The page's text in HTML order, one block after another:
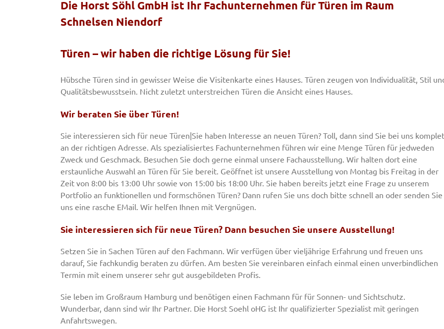
Die Horst Söhl GmbH ist Ihr Fachunternehmen für Türen im Raum
Schnelsen Niendorf
Türen – wir haben die richtige Lösung für Sie!
Hübsche Türen sind in gewisser Weise die Visitenkarte eines Hauses. Türen zeugen von Individualität, Stil
Qualitätsbewusstsein. Nicht zuletzt unterstreichen Türen die Ansicht eines Hauses.
Wir beraten Sie über Türen!
Sie interessieren sich für neue Türen|Sie haben Interesse an neuen Türen? Toll, dann sind Sie bei uns
an der richtigen Adresse. Als spezialisiertes Fachunternehmen führen wir eine Menge Türen für jedweden
Zweck und Geschmack. Besuchen Sie doch gerne einmal unsere Fachausstellung. Wir halten dort eine
erstaunliche Auswahl an Türen für Sie bereit. Geöffnet ist unsere Ausstellung von Montag bis Freitag in der
Zeit von 8:00 bis 13:00 Uhr sowie von 15:00 bis 18:00 Uhr. Sie haben bereits jetzt eine Frage zu unserem
Portfolio an funktionellen und formschönen Türen? Dann rufen Sie uns doch bitte schnell an oder senden Sie
uns eine rasche EMail. Wir helfen Ihnen mit Vergnügen.
Sie interessieren sich für neue Türen? Dann besuchen Sie unsere Ausstellung!
Setzen Sie in Sachen Türen auf den Fachmann. Wir verfügen über vieljährige Erfahrung und freuen uns
darauf, Sie fachkundig beraten zu dürfen. Am besten Sie vereinbaren einfach einmal einen unverbindlichen
Termin mit einem unserer sehr gut ausgebildeten Profis.
Sie leben im Großraum Hamburg und benötigen einen Fachmann für für Sonnen- und Sichtschutz.
Wunderbar, dann sind wir Ihr Partner. Die Horst Soehl oHG ist Ihr qualifizierter Spezialist mit geringen
Anfahrtswegen.